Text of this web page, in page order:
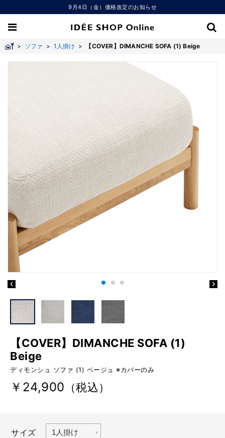
9月4日（金）価格改定のお知らせ
> ソファ > 1人掛け > 【COVER】DIMANCHE SOFA (1) Beige
【COVER】DIMANCHE SOFA (1)
Beige
ディモンシュ ソファ (1) ベージュ ※カバーのみ
￥24,900 （税込）
サイズ